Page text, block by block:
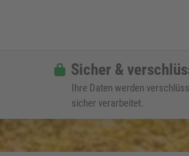
Sicher &
Ihre Daten werden
sicher verarbeitet.